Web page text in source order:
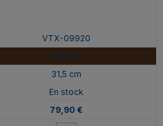
VTX-09920
Marrón
31,5 cm
En stock
79,90 €